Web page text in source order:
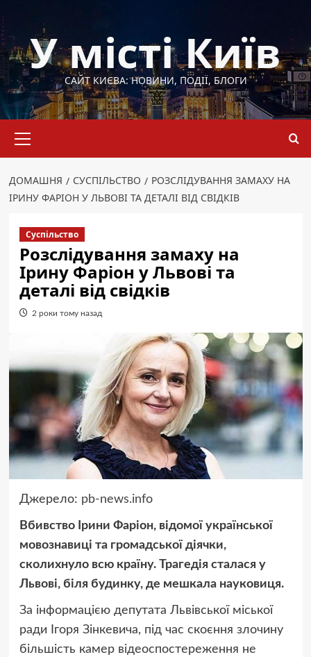
до
вмістуУ місті Київ
САЙТ КИЄВА: НОВИНИ, ПОДІЇ, БЛОГИ
меню
ДОМАШНЯ СУСПІЛЬСТВО
РОЗСЛІДУВАННЯ ЗАМАХУ НА
ІРИНУ ФАРІОН У ЛЬВОВІ ТА ДЕТАЛІ ВІД СВІДКІВ
Суспільство
Розслідування замаху на
Ірину Фаріон у Львові та
деталі від свідків
2 роки тому назад
Джерело: pb-news.info
Вбивство Ірини Фаріон, відомої української
мовознавиці та громадської діячки,
сколихнуло всю країну. Трагедія сталася у
Львові, біля будинку, де мешкала науковиця.
За інформацією депутата Львівської міської
ради Ігоря Зінкевича, під час скоєння злочину
більшість камер відеоспостереження не